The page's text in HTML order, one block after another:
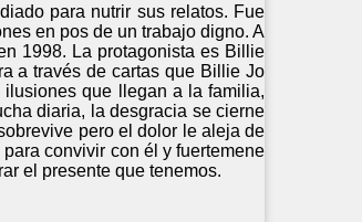
para nutrir sus relatos. Fue
en pos de un trabajo digno. A
1998. La protagonista es Billie
a través de cartas que Billie Jo
que llegan a la familia,
diaria, la desgracia se cierne
pero el dolor le aleja de
convivir con él y fuertemene
el presente que tenemos.